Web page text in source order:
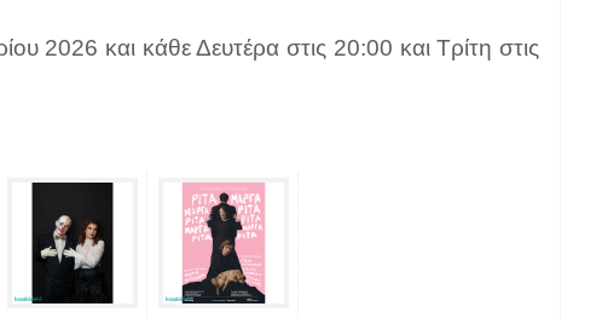
2026 και κάθε Δευτέρα στις 20:00 και Τρίτη στις